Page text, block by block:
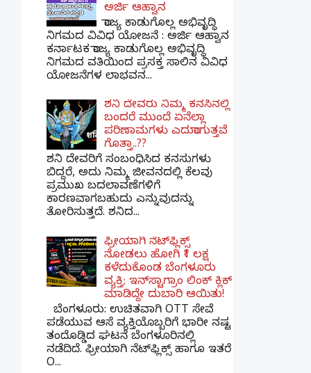
ಅರ್ಜಿ ಆಹ್ವಾನ
ರಾಜ್ಯ ಕಾಡುಗೊಲ್ಲ ಅಭಿವೃದ್ಧಿ
ನಿಗಮದ ವಿವಿಧ ಯೋಜನೆ : ಅರ್ಜಿ ಆಹ್ವಾನ
ಕರ್ನಾಟಕ ರಾಜ್ಯ ಕಾಡುಗೊಲ್ಲ ಅಭಿವೃದ್ಧಿ
ನಿಗಮದ ವತಿಯಿಂದ ಪ್ರಸಕ್ತ ಸಾಲಿನ ವಿವಿಧ
ಯೋಜನೆಗಳ ಲಾಭವನ...
ಶನಿ ದೇವರು ನಿಮ್ಮ ಕನಸಿನಲ್ಲಿ
ಬಂದರೆ ಮುಂದೆ ಏನೆಲ್ಲಾ
ಪರಿಣಾಮಗಳು ಎದುರಾಗುತ್ತವೆ
ಗೊತ್ತಾ..??
ಶನಿ ದೇವರಿಗೆ ಸಂಬಂಧಿಸಿದ ಕನಸುಗಳು
ಬಿದ್ದರೆ, ಅದು ನಿಮ್ಮ ಜೀವನದಲ್ಲಿ ಕೆಲವು
ಪ್ರಮುಖ ಬದಲಾವಣೆಗಳಿಗೆ
ಕಾರಣವಾಗಬಹುದು ಎನ್ನುವುದನ್ನು
ತೋರಿಸುತ್ತದೆ. ಶನಿದ...
ಫ್ರೀಯಾಗಿ ನೆಟ್‌ಫ್ಲಿಕ್ಸ್
ನೋಡಲು ಹೋಗಿ ₹1 ಲಕ್ಷ
ಕಳೆದುಕೊಂಡ ಬೆಂಗಳೂರು
ವ್ಯಕ್ತಿ; ಇನ್‌ಸ್ಟಾಗ್ರಾಂ ಲಿಂಕ್ ಕ್ಲಿಕ್
ಮಾಡಿದ್ದೇ ದುಬಾರಿ ಆಯಿತು!
ಬೆಂಗಳೂರು: ಉಚಿತವಾಗಿ OTT ಸೇವೆ
ಪಡೆಯುವ ಆಸೆ ವ್ಯಕ್ತಿಯೊಬ್ಬರಿಗೆ ಭಾರೀ ನಷ್ಟ
ತಂದೊಡ್ಡಿದ ಘಟನೆ ಬೆಂಗಳೂರಿನಲ್ಲಿ
ನಡೆದಿದೆ. ಫ್ರೀಯಾಗಿ ನೆಟ್‌ಫ್ಲಿಕ್ಸ್ ಹಾಗೂ ಇತರೆ
O...